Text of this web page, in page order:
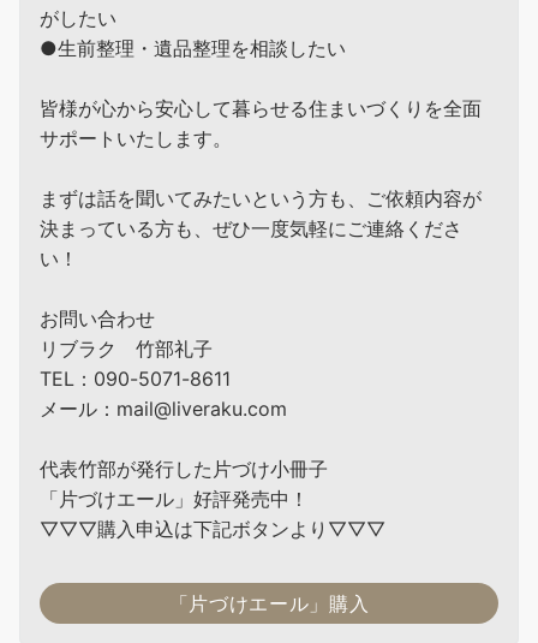
がしたい
●生前整理・遺品整理を相談したい
皆様が心から安心して暮らせる住まいづくりを全面
サポートいたします。
まずは話を聞いてみたいという方も、ご依頼内容が
決まっている方も、ぜひ一度気軽にご連絡くださ
い！
お問い合わせ
リブラク 竹部礼子
TEL：090-5071-8611
メール：mail@liveraku.com
代表竹部が発行した片づけ小冊子
「片づけエール」好評発売中！
▽▽▽購入申込は下記ボタンより▽▽▽
「片づけエール」購入